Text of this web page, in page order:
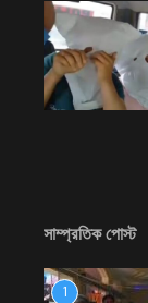
সাম্প্রতিক পোস্ট
1